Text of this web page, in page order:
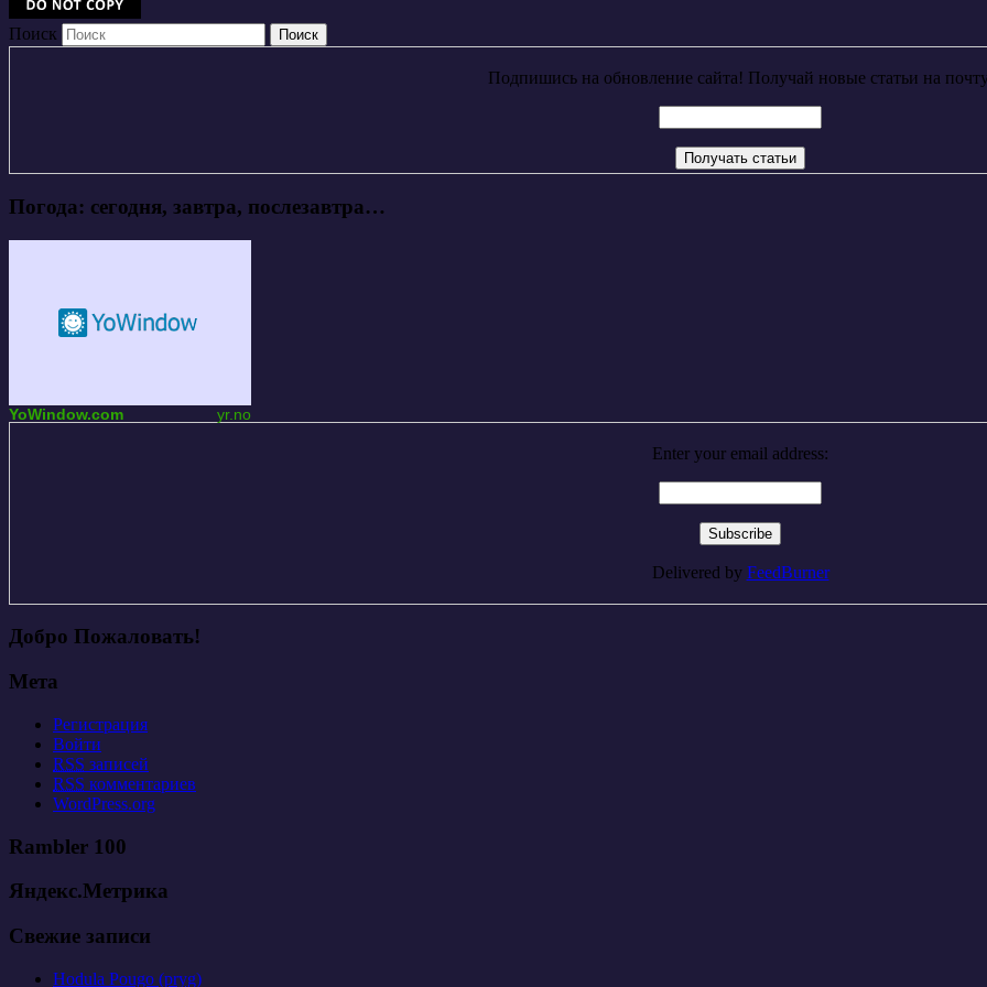
Поиск
Подпишись на обновление сайта! Получай новые статьи на
Погода: сегодня, завтра, послезавтра…
YoWindow.com yr.no
Enter your email address:
Delivered by FeedBurner
Добро Пожаловать!
Мета
Регистрация
Войти
RSS записей
RSS комментариев
WordPress.org
Rambler 100
Яндекс.Метрика
Свежие записи
Hodula Pougo (pryg)